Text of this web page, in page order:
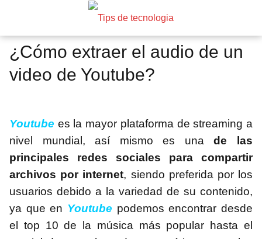
¿Cómo extraer el audio de un
video de Youtube?
Youtube es la mayor plataforma de streaming a
nivel mundial, así mismo es unade las
principales redes sociales para compartir
archivos por internet, siendo preferida por los
usuarios debido a la variedad de su contenido,
ya que en Youtube podemos encontrar desde
el top 10 de la música más popular hasta el